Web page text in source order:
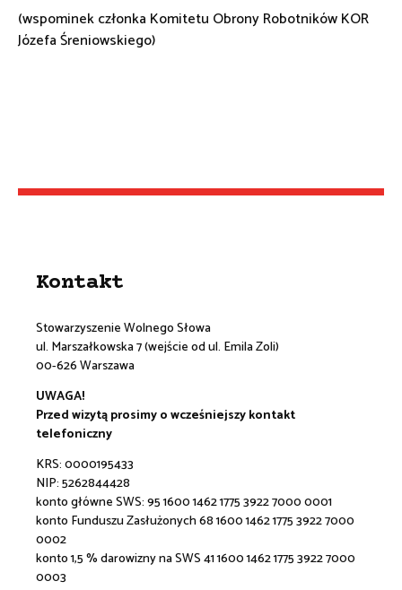
(wspominek członka Komitetu Obrony Robotników KOR
Józefa Śreniowskiego)
Kontakt
Stowarzyszenie Wolnego Słowa
ul. Marszałkowska 7 (wejście od ul. Emila Zoli)
00-626 Warszawa
UWAGA!
Przed wizytą prosimy o wcześniejszy kontakt
telefoniczny
KRS: 0000195433
NIP: 5262844428
konto główne SWS:95 1600 1462 1775 3922 7000 0001
konto Funduszu Zasłużonych 68 1600 1462 1775 3922 7000
0002
konto 1,5 % darowizny na SWS 41 1600 1462 1775 3922 7000
0003